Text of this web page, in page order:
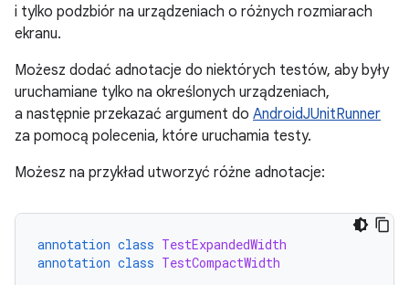
i tylko podzbiór na urządzeniach o różnych rozmiarach
ekranu.
Możesz dodać adnotacje do niektórych testów, aby były
uruchamiane tylko na określonych urządzeniach,
a następnie przekazać argument do AndroidJUnitRunner
za pomocą polecenia, które uruchamia testy.
Możesz na przykład utworzyć różne adnotacje:
annotation class TestExpandedWidth
annotation class TestCompactWidth